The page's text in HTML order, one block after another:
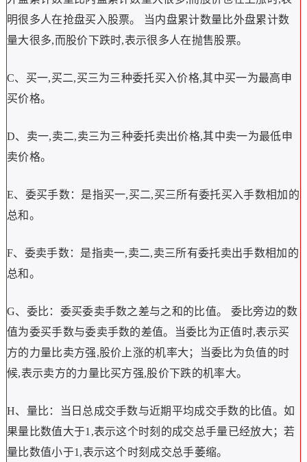
明很多人在抢盘买入股票。 当内盘累计数量比外盘累计数
量大很多,而股价下跌时,表示很多人在抛售股票。
C、买一,买二,买三为三种委托买入价格,其中买一为最高申
买价格。
D、卖一,卖二,卖三为三种委托卖出价格,其中卖一为最低申
卖价格。
E、委买手数：是指买一,买二,买三所有委托买入手数相加的
总和。
F、委卖手数：是指卖一,卖二,卖三所有委托卖出手数相加的
总和。
G、委比：委买委卖手数之差与之和的比值。 委比旁边的数
值为委买手数与委卖手数的差值。当委比为正值时,表示买
方的力量比卖方强,股价上涨的机率大；当委比为负值的时
候,表示卖方的力量比买方强,股价下跌的机率大。
H、量比：当日总成交手数与近期平均成交手数的比值。如
果量比数值大于1,表示这个时刻的成交总手量已经放大；若
量比数值小于1,表示这个时刻成交总手萎缩。